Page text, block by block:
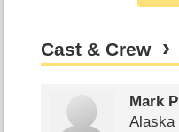
Cast & Crew
Mark
Alaska